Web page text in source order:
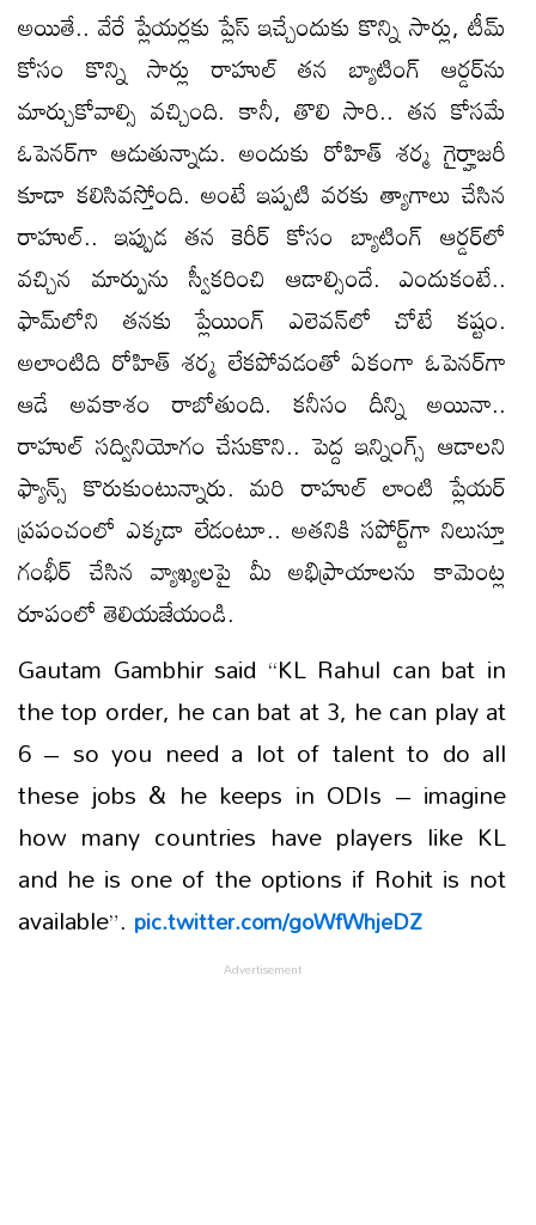
అయితే.. వేరే ప్లేయర్లకు ప్లేస్‌ ఇచ్చేందుకు కొన్ని సార్లు, టీమ్‌
కోసం కొన్ని సార్లు రాహుల్‌ తన బ్యాటింగ్‌ ఆర్డర్‌ను
మార్చుకోవాల్సి వచ్చింది. కానీ, తొలి సారి.. తన కోసమే
ఓపెనర్‌గా ఆడుతున్నాడు. అందుకు రోహిత్‌ శర్మ గైర్హాజరీ
కూడా కలిసివస్తోంది. అంటే ఇప్పటి వరకు త్యాగాలు చేసిన
రాహుల్‌.. ఇప్పుడ తన కెరీర్‌ కోసం బ్యాటింగ్‌ ఆర్డర్‌లో
వచ్చిన మార్పును స్వీకరించి ఆడాల్సిందే. ఎందుకంటే..
ఫామ్‌లోని తనకు ప్లేయింగ్‌ ఎలెవన్‌లో చోటే కష్టం.
అలాంటిది రోహిత్‌ శర్మ లేకపోవడంతో ఏకంగా ఓపెనర్‌గా
ఆడే అవకాశం రాబోతుంది. కనీసం దీన్ని అయినా..
రాహుల్‌ సద్వినియోగం చేసుకొని.. పెద్ద ఇన్నింగ్స్‌ ఆడాలని
ఫ్యాన్స్‌ కొరుకుంటున్నారు. మరి రాహుల్‌ లాంటి ప్లేయర్‌
ప్రపంచంలో ఎక్కడా లేడంటూ.. అతనికి సపోర్ట్‌గా నిలుస్తూ
గంభీర్‌ చేసిన వ్యాఖ్యలపై మీ అభిప్రాయాలను కామెంట్ల
రూపంలో తెలియజేయండి.
Gautam Gambhir said “KL Rahul can bat in
the top order, he can bat at 3, he can play at
6 – so you need a lot of talent to do all
these jobs & he keeps in ODIs – imagine
how many countries have players like KL
and he is one of the options if Rohit is not
available”. pic.twitter.com/goWfWhjeDZ